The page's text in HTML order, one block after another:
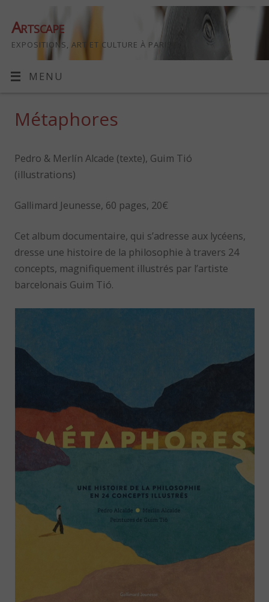
Artscape
EXPOSITIONS, ART ET CULTURE À PARIS
MENU
Métaphores
Pedro & Merlín Alcade (texte), Guim Tió
(illustrations)
Gallimard Jeunesse, 60 pages, 20€
Cet album documentaire, qui s’adresse aux lycéens,
dresse une histoire de la philosophie à travers 24
concepts, magnifiquement illustrés par l’artiste
barcelonais Guim Tió.